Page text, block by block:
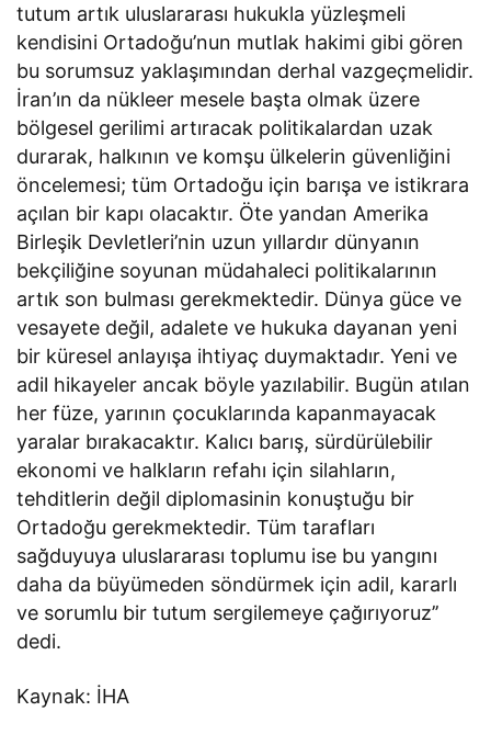
tutum artık uluslararası hukukla yüzleşmeli
kendisini Ortadoğu’nun mutlak hakimi gibi gören
bu sorumsuz yaklaşımından derhal vazgeçmelidir.
İran’ın da nükleer mesele başta olmak üzere
bölgesel gerilimi artıracak politikalardan uzak
durarak, halkının ve komşu ülkelerin güvenliğini
öncelemesi; tüm Ortadoğu için barışa ve istikrara
açılan bir kapı olacaktır. Öte yandan Amerika
Birleşik Devletleri’nin uzun yıllardır dünyanın
bekçiliğine soyunan müdahaleci politikalarının
artık son bulması gerekmektedir. Dünya güce ve
vesayete değil, adalete ve hukuka dayanan yeni
bir küresel anlayışa ihtiyaç duymaktadır. Yeni ve
adil hikayeler ancak böyle yazılabilir. Bugün atılan
her füze, yarının çocuklarında kapanmayacak
yaralar bırakacaktır. Kalıcı barış, sürdürülebilir
ekonomi ve halkların refahı için silahların,
tehditlerin değil diplomasinin konuştuğu bir
Ortadoğu gerekmektedir. Tüm tarafları
sağduyuya uluslararası toplumu ise bu yangını
daha da büyümeden söndürmek için adil, kararlı
ve sorumlu bir tutum sergilemeye çağırıyoruz’’
dedi.
Kaynak: İHA